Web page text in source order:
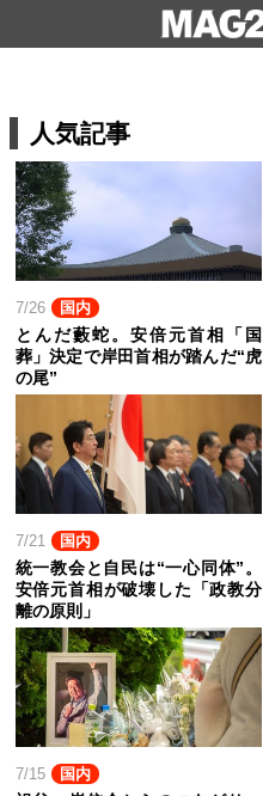
人気記事
7/26 国内
とんだ藪蛇。安倍元首相「国
葬」決定で岸田首相が踏んだ“虎
の尾”
7/21 国内
統一教会と自民は“一心同体”。
安倍元首相が破壊した「政教分
離の原則」
7/15 国内